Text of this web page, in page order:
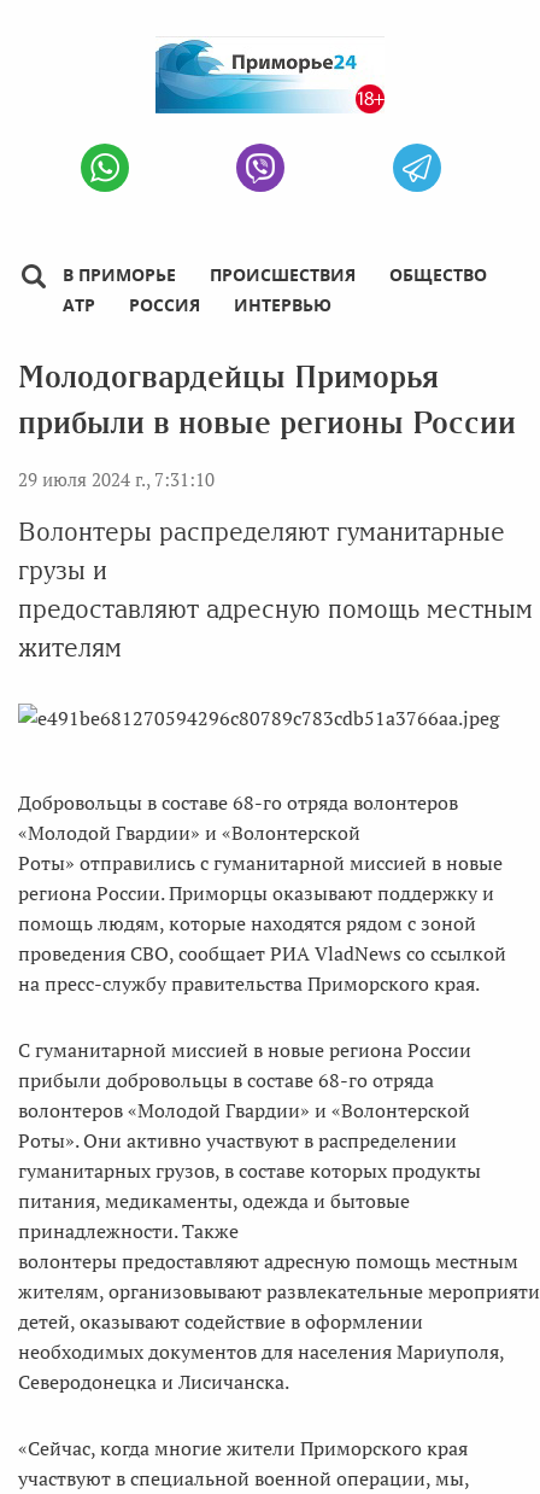
В ПРИМОРЬЕ ПРОИСШЕСТВИЯ
ОБЩЕСТВО
АТР
РОССИЯ ИНТЕРВЬЮ
Молодогвардейцы Приморья
прибыли в новые регионы России
29 июля 2024 г., 7:31:10
Волонтеры распределяют гуманитарные
грузы и
предоставляют адресную помощь местным
жителям
Добровольцы в составе 68-го отряда волонтеров
«Молодой Гвардии» и «Волонтерской
Роты» отправились с гуманитарной миссией в новые
региона России. Приморцы оказывают поддержку и
помощь людям, которые находятся рядом с зоной
проведения СВО, сообщает РИА VladNews со ссылкой
на пресс-службу правительства Приморского края.
С гуманитарной миссией в новые региона России
прибыли добровольцы в составе 68-го отряда
волонтеров «Молодой Гвардии» и «Волонтерской
Роты». Они активно участвуют в распределении
гуманитарных грузов, в составе которых продукты
питания, медикаменты, одежда и бытовые
принадлежности. Также
волонтеры предоставляют адресную помощь местным
жителям, организовывают развлекательные
детей, оказывают содействие в оформлении
необходимых документов для населения Мариуполя,
Северодонецка и Лисичанска.
«Сейчас, когда многие жители Приморского края
участвуют в специальной военной операции, мы,